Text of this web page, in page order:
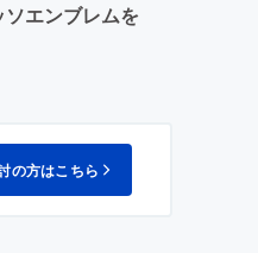
エンブレムを
の方はこちら